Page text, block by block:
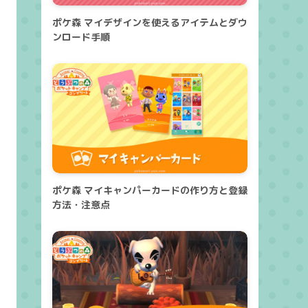
ポケ森 マイデザインを使えるアイテムとダウ
ンロード手順
ポケ森 マイキャンパーカードの作り方と登録
方法・注意点